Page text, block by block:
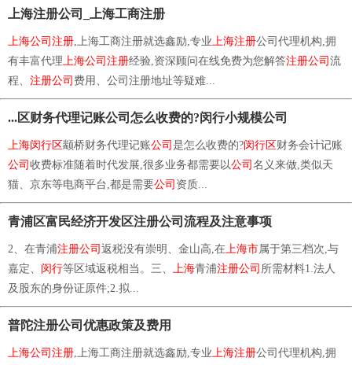
上海注册公司_上海工商注册
上海公司注册 ,上海工商注册就选鑫励,专业 上海注册公司代理机构,拥
有丰富代理 上海公司注册经验,资深顾问在线免费为您解答注册公司 流
程、 注册公司 费用、公司注册地址等疑难...
...区财务代理记账公司怎么收费的?闵行小规模公司
上海闵行区颛桥财务代理记账公司 是怎么收费的?闵行区财务会计记账
公司 收费标准随着时代发展,很多业务都需要以公司 名义来做,类似天
猫、京东等电商平台,都是需要公司 资质...
青浦区富民经济开发区注册公司流程及注意事项
2、在青浦注册公司 返税没有崇明、金山高,在 上海市属于第三档次,与
嘉定、 闵行等区域返税相当。三、 上海青浦注册公司 所需材料1.法人
及股东的身份证原件;2.拟...
普陀注册公司优惠政策及费用
上海公司注册 ,上海工商注册就选鑫励,专业 上海注册公司代理机构,拥